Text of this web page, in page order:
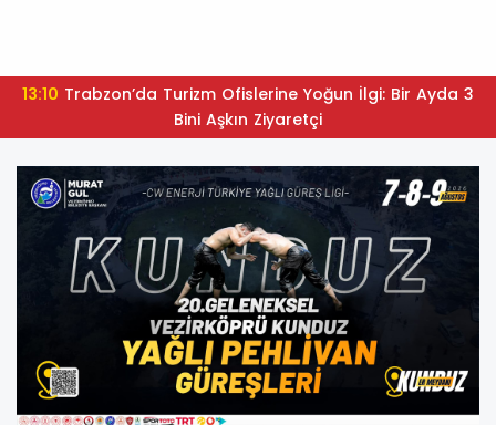
13:10
Bini Aşkın Ziyaretçi